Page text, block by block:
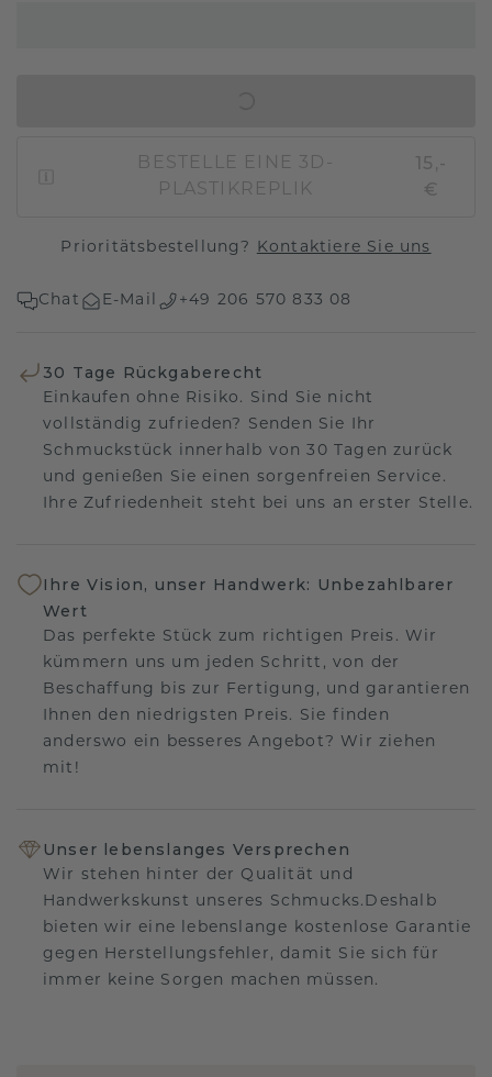
BESTELLE EINE 3D-
PLASTIKREPLIK
15,-
€
Prioritätsbestellung? Kontaktiere Sie uns
Chat E-Mail +49 206 570 833 08
30 Tage Rückgaberecht
Einkaufen ohne Risiko. Sind Sie nicht
vollständig zufrieden? Senden Sie Ihr
Schmuckstück innerhalb von 30 Tagen zurück
und genießen Sie einen sorgenfreien Service.
Ihre Zufriedenheit steht bei uns an erster Stelle.
Ihre Vision, unser Handwerk: Unbezahlbarer
Wert
Das perfekte Stück zum richtigen Preis. Wir
kümmern uns um jeden Schritt, von der
Beschaffung bis zur Fertigung, und garantieren
Ihnen den niedrigsten Preis. Sie finden
anderswo ein besseres Angebot? Wir ziehen
mit!
Unser lebenslanges Versprechen
Wir stehen hinter der Qualität und
Handwerkskunst unseres Schmucks.Deshalb
bieten wir eine lebenslange kostenlose Garantie
gegen Herstellungsfehler, damit Sie sich für
immer keine Sorgen machen müssen.